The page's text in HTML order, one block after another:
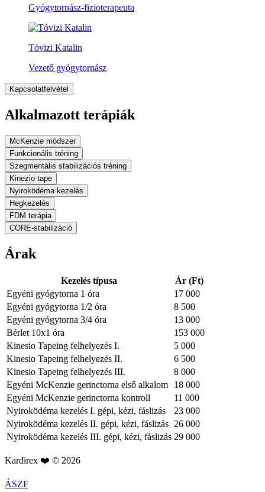
Gyógytornász-fizioterapeuta
Tóvizi Katalin
Vezető gyógytornász
Kapcsolatfelvétel
Alkalmazott terápiák
McKenzie módszer
Funkcionális tréning
Szegmentális stabilizációs tréning
Kinezio tape
Nyiroködéma kezelés
Hegkezelés
FDM terápia
CORE-stabilizáció
Árak
Kezelés típusa
Ár (Ft)
Egyéni gyógytorna 1 óra
17 000
Egyéni gyógytorna 1/2 óra
8 500
Egyéni gyógytorna 3/4 óra
13 000
Bérlet 10x1 óra
153 000
Kinesio Tapeing felhelyezés I.
5 000
Kinesio Tapeing felhelyezés II.
6 500
Kinesio Tapeing felhelyezés III.
8 000
Egyéni McKenzie gerinctorna első alkalom
18 000
Egyéni McKenzie gerinctorna kontroll
11 000
Nyiroködéma kezelés I. gépi, kézi, fáslizás
23 000
Nyiroködéma kezelés II. gépi, kézi, fáslizás 26 000
Nyiroködéma kezelés III. gépi, kézi, fáslizás 29 000
Kardirex ❤️ © 2026
ÁSZF